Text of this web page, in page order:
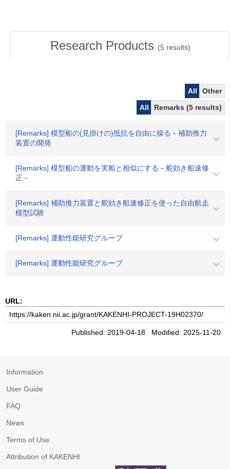
Research Products (5 results)
All
Other
All
Remarks (5 results)
[Remarks] 模型船の(見掛けの)抵抗を自由に操る－補助推力
装置の開発
[Remarks] 模型船の運動を実船と相似にする－舵効き船速修
正－
[Remarks] 補助推力装置と舵効き船速修正を使った自由航走
模型試験
[Remarks] 運動性能研究グループ
[Remarks] 運動性能研究グループ
URL:
Published: 2019-04-18 Modified: 2025-11-20
Information
User Guide
FAQ
News
Terms of Use
Attribution of KAKENHI